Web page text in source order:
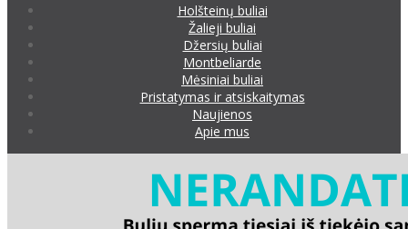
Holšteinų buliai
Žalieji buliai
Džersių buliai
Montbeliarde
Mėsiniai buliai
Pristatymas ir atsiskaitymas
Naujienos
Apie mus